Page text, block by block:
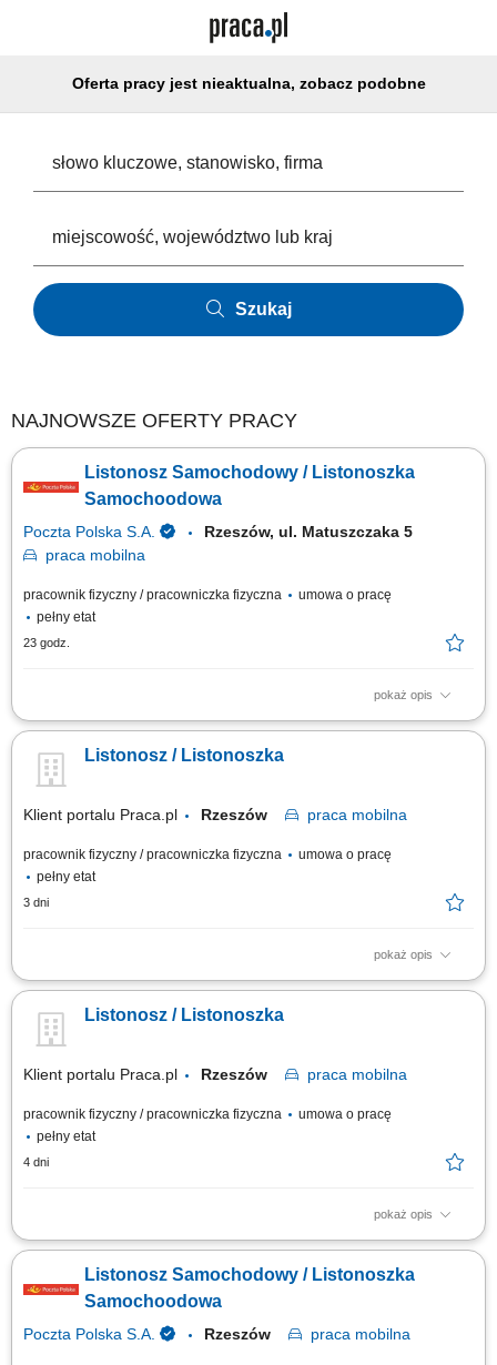
Oferta pracy jest nieaktualna, zobacz podobne
Szukaj
NAJNOWSZE OFERTY PRACY
Listonosz Samochodowy / Listonoszka
Samochoodowa
Poczta Polska S.A.
Rzeszów, ul. Matuszczaka 5
praca mobilna
pracownik fizyczny / pracowniczka fizyczna
umowa o pracę
pełny etat
23 godz.
pokaż opis
Rodzaj zatrudnienia: umowa o pracę, cały etat, praca od poniedziałku do
doręczanie listów, paczek i przekazów pieniężnych, bezpośrednia
obsługa klientów, w tym sprzedaż produktów i usług,
Listonosz / Listonoszka
Klient portalu Praca.pl Rzeszów praca mobilna
pracownik fizyczny / pracowniczka fizyczna
umowa o pracę
pełny etat
3 dni
pokaż opis
Przygotowanie korespondencji i przesyłek do doręczenia. Dostarczanie
obsługa klientów, w tym sprzedaż wybranych usług. Prowadzenie
dokumentacji i obsługa zadań przy użyciu tabletu.
Listonosz / Listonoszka
Klient portalu Praca.pl Rzeszów praca mobilna
pracownik fizyczny / pracowniczka fizyczna
umowa o pracę
pełny etat
4 dni
pokaż opis
Przygotowanie korespondencji i przesyłek do doręczenia. Dostarczanie
obsługa klientów, w tym sprzedaż wybranych usług. Prowadzenie
dokumentacji i obsługa zadań przy użyciu tabletu.
Listonosz Samochodowy / Listonoszka
Samochoodowa
Poczta Polska S.A. Rzeszów praca mobilna